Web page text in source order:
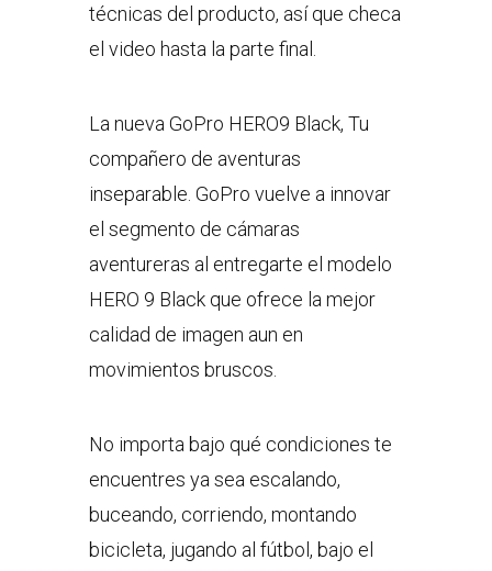
técnicas del producto, así que checa
el video hasta la parte final.
La nueva GoPro HERO9 Black, Tu
compañero de aventuras
inseparable. GoPro vuelve a innovar
el segmento de cámaras
aventureras al entregarte el modelo
HERO 9 Black que ofrece la mejor
calidad de imagen aun en
movimientos bruscos.
No importa bajo qué condiciones te
encuentres ya sea escalando,
buceando, corriendo, montando
bicicleta, jugando al fútbol, bajo el